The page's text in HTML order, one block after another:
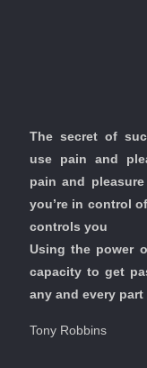
The secret of
use pain and
pain and
you’re in control
controls you
Using the power
capacity to get
any and every
Tony Robbins